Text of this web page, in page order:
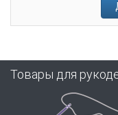
Товары для